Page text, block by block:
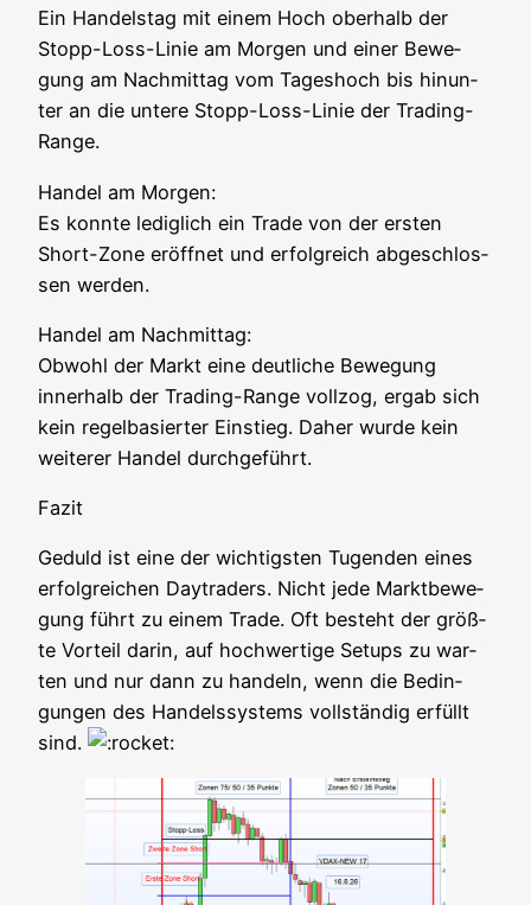
Ein Han­dels­tag mit einem Hoch ober­halb der
Stopp-Loss-Linie am Mor­gen und einer Bewe­
gung am Nach­mit­tag vom Tages­hoch bis hin­un­
ter an die unte­re Stopp-Loss-Linie der Trading-
Range.
Han­del am Mor­gen:
Es konn­te ledig­lich ein Trade von der ers­ten
Short-Zone eröff­net und erfolg­reich abge­schlos­
sen werden.
Han­del am Nach­mit­tag:
Obwohl der Markt eine deut­li­che Bewe­gung
inner­halb der Tra­ding-Ran­ge voll­zog, ergab sich
kein regel­ba­sier­ter Ein­stieg. Daher wur­de kein
wei­te­rer Han­del durchgeführt.
Fazit
Geduld ist eine der wich­tigs­ten Tugen­den eines
erfolg­rei­chen Day­trad­ers. Nicht jede Markt­be­we­
gung führt zu einem Trade. Oft besteht der größ­
te Vor­teil dar­in, auf hoch­wer­ti­ge Set­ups zu war­
ten und nur dann zu han­deln, wenn die Bedin­
gun­gen des Han­dels­sys­tems voll­stän­dig erfüllt
sind.